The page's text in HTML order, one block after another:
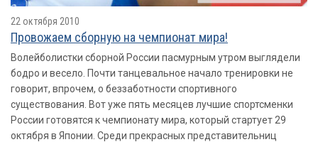
22 октября 2010
Провожаем сборную на чемпионат мира!
Волейболистки сборной России пасмурным утром выглядели
бодро и весело. Почти танцевальное начало тренировки не
говорит, впрочем, о беззаботности спортивного
существования. Вот уже пять месяцев лучшие спортсменки
России готовятся к чемпионату мира, который стартует 29
октября в Японии. Среди прекрасных представительниц